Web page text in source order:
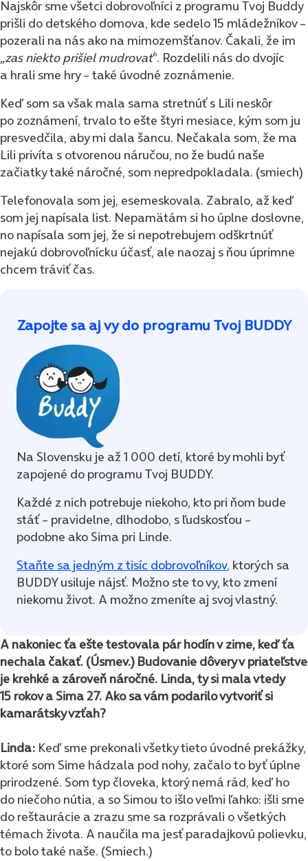
Najskôr sme všetci dobrovoľníci z programu Tvoj Buddy
prišli do detského domova, kde sedelo 15 mládežníkov –
pozerali na nás ako na mimozemšťanov. Čakali, že im
„zas niekto prišiel mudrovať“. Rozdelili nás do dvojíc
a hrali sme hry – také úvodné zoznámenie.
Keď som sa však mala sama stretnúť s Lili neskôr
po zoznámení, trvalo to ešte štyri mesiace, kým som ju
presvedčila, aby mi dala šancu. Nečakala som, že ma
Lili privíta s otvorenou náručou, no že budú naše
začiatky také náročné, som nepredpokladala. (smiech)
Telefonovala som jej, esemeskovala. Zabralo, až keď
som jej napísala list. Nepamätám si ho úplne doslovne,
no napísala som jej, že si nepotrebujem odškrtnúť
nejakú dobrovoľnícku účasť, ale naozaj s ňou úprimne
chcem tráviť čas.
Zapojte sa aj vy do programu Tvoj BUDDY
Na Slovensku je až 1 000 detí, ktoré by mohli byť
zapojené do programu Tvoj BUDDY.
Každé z nich potrebuje niekoho, kto pri ňom bude
stáť – pravidelne, dlhodobo, s ľudskosťou –
podobne ako Sima pri Linde.
Staňte sa jedným z tisíc dobrovoľníkov, ktorých sa
BUDDY usiluje nájsť. Možno ste to vy, kto zmení
niekomu život. A možno zmeníte aj svoj vlastný.
A nakoniec ťa ešte testovala pár hodín v zime, keď ťa
nechala čakať. (Úsmev.) Budovanie dôvery v priateľstve
je krehké a zároveň náročné. Linda, ty si mala vtedy
15 rokov a Sima 27. Ako sa vám podarilo vytvoriť si
kamarátsky vzťah?
Linda: Keď sme prekonali všetky tieto úvodné prekážky,
ktoré som Sime hádzala pod nohy, začalo to byť úplne
prirodzené. Som typ človeka, ktorý nemá rád, keď ho
do niečoho nútia, a so Simou to išlo veľmi ľahko: išli sme
do reštaurácie a zrazu sme sa rozprávali o všetkých
témach života. A naučila ma jesť paradajkovú polievku,
to bolo také naše. (Smiech.)